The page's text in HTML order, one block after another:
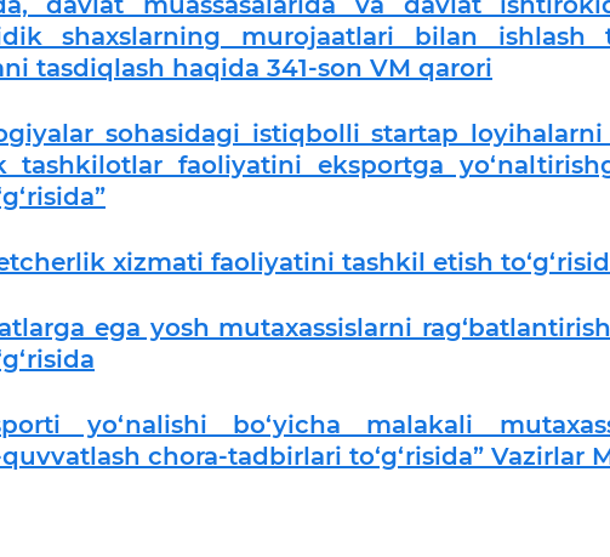
shaxslarning murojaatlari bilan ishlash
tasdiqlash haqida 341-son VM qarori
sohasidagi istiqbolli startap loyihalarni
tashkilotlar faoliyatini eksportga
xizmati faoliyatini tashkil etish
ega yosh mutaxassislarni
yo‘nalishi bo‘yicha malakali
chora-tadbirlari to‘g‘risida” Vazirlar